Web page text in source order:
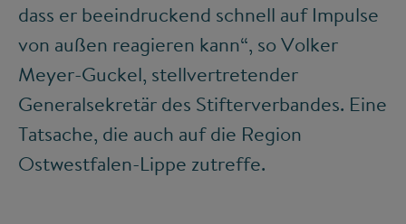
dass er beeindruckend schnell auf Impulse
von außen reagieren kann“, so Volker
Meyer-Guckel, stellvertretender
Generalsekretär des Stifterverbandes. Eine
Tatsache, die auch auf die Region
Ostwestfalen-Lippe zutreffe.